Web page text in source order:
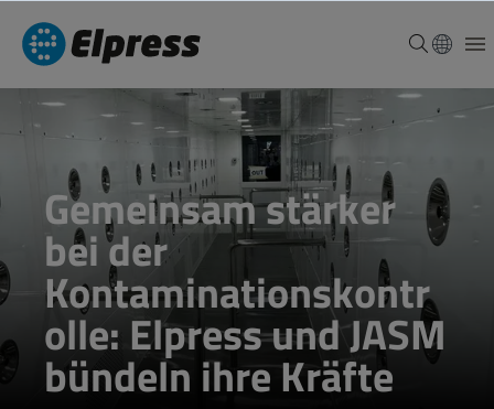
Gemeinsam stärker
bei der
Kontaminationskontr
olle: Elpress und JASM
bündeln ihre Kräfte